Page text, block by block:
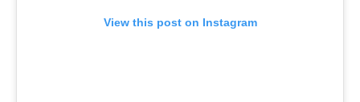
View this post on Instagram